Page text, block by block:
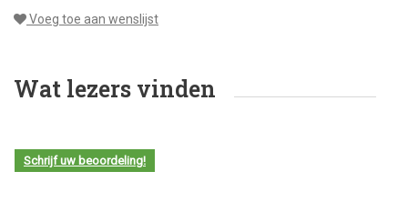
Voeg toe aan wenslijst
Wat lezers vinden
Schrijf uw beoordeling!